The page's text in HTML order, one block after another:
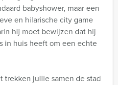
babyshower, maar een
en hilarische city game
hij moet bewijzen dat hij
in huis heeft om een echte
trekken jullie samen de stad